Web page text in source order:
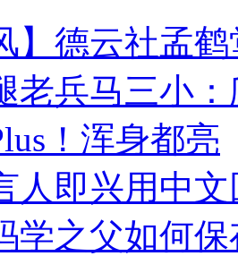
】德云社孟
老兵马三小
！浑身都亮
人即兴用中
学之父如何